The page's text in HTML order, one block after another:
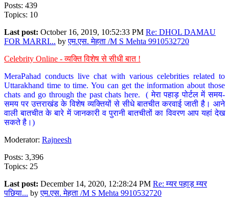
Posts: 439
Topics: 10
Last post: October 16, 2019, 10:52:33 PM Re: DHOL DAMAU
FOR MARRI... byएम.एस. मेहता /M S Mehta 9910532720
Celebrity Online - व्यक्ति विशेष से सीधी बात !
MeraPahad conducts live chat with various celebrities related to
Uttarakhand time to time. You can get the information about those
chats and go through the past chats here. ( मेरा पहाड़ पोर्टल में समय-
समय पर उत्तराखंड के विशेष व्यक्तियों से सीधे बातचीत करवाई जाती है। आने
वाली बातचीत के बारे में जानकारी व पुरानी बातचीतों का विवरण आप यहां देख
सकते है।)
Moderator: Rajneesh
Posts: 3,396
Topics: 25
Last post: December 14, 2020, 12:28:24 PM Re: म्यर पहाड़ म्यर
पछिया... byएम.एस. मेहता /M S Mehta 9910532720